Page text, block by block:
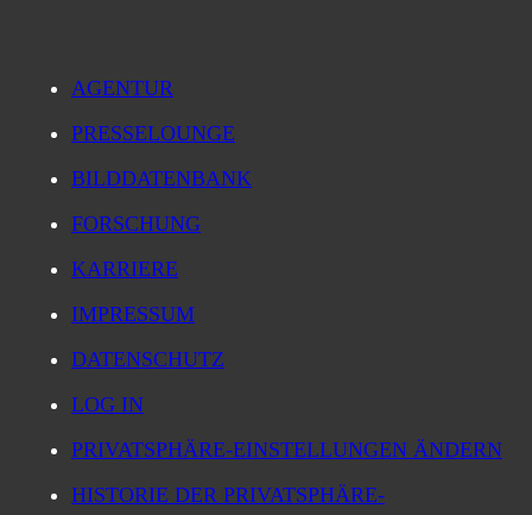
AGENTUR
PRESSELOUNGE
BILDDATENBANK
FORSCHUNG
KARRIERE
IMPRESSUM
DATENSCHUTZ
LOG IN
PRIVATSPHÄRE-EINSTELLUNGEN ÄNDERN
HISTORIE DER PRIVATSPHÄRE-